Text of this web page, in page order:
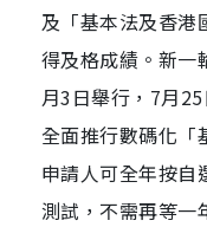
及「基本法及香港
得及格成績。新一
月3日舉行，7月
全面推行數碼化「
申請人可全年按自
測試，不需再等一